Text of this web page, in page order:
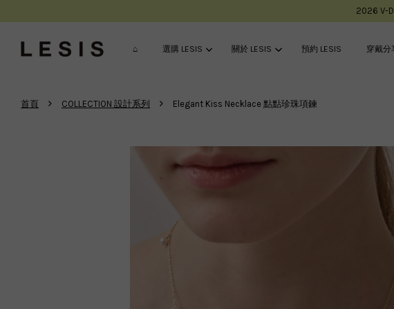
2026 V-
⌂ 選購 LESIS 關於 LESIS 預約 LESIS 穿戴分
首頁 › COLLECTION 設計系列 › Elegant Kiss Necklace 點點珍珠項鍊